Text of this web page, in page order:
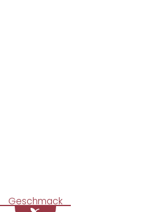
Geschmack